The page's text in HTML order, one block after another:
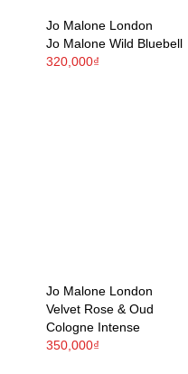
Jo Malone London
Jo Malone Wild Bluebell
320,000₫
Jo Malone London
Velvet Rose & Oud
Cologne Intense
350,000₫